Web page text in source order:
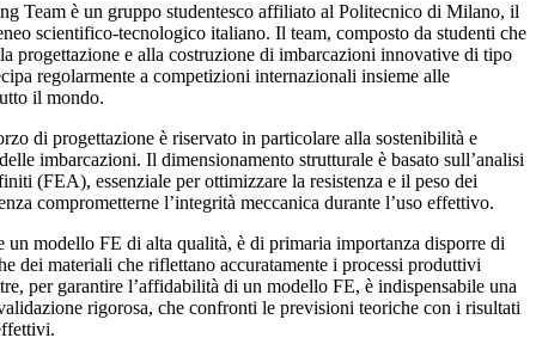
Team è un gruppo studentesco affiliato al Politecnico di Milano, il
scientifico-tecnologico italiano. Il team, composto da studenti che
progettazione e alla costruzione di imbarcazioni innovative di tipo
regolarmente a competizioni internazionali insieme alle
il mondo.
di progettazione è riservato in particolare alla sostenibilità e
imbarcazioni. Il dimensionamento strutturale è basato sull’analisi
(FEA), essenziale per ottimizzare la resistenza e il peso dei
comprometterne l’integrità meccanica durante l’uso effettivo.
un modello FE di alta qualità, è di primaria importanza disporre di
dei materiali che riflettano accuratamente i processi produttivi
per garantire l’affidabilità di un modello FE, è indispensabile una
rigorosa, che confronti le previsioni teoriche con i risultati